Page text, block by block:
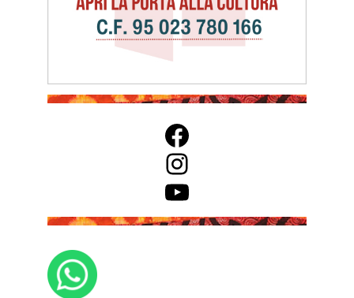
Facebook
Instagram
YouTube